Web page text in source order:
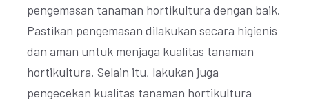
pengemasan tanaman hortikultura dengan baik.
Pastikan pengemasan dilakukan secara higienis
dan aman untuk menjaga kualitas tanaman
hortikultura. Selain itu, lakukan juga
pengecekan kualitas tanaman hortikultura